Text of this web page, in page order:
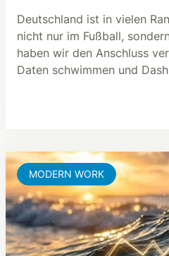
Deutschland ist in vielen
nicht nur im Fußball,
haben wir den Anschluss
Daten schwimmen und
MODERN WORK